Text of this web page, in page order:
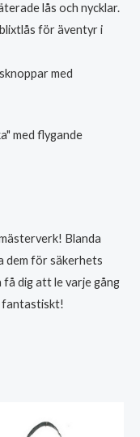
lås och nycklar.
för äventyr i
med
med flygande
Blanda
dem för säkerhets
få dig att le varje gång
fantastiskt!